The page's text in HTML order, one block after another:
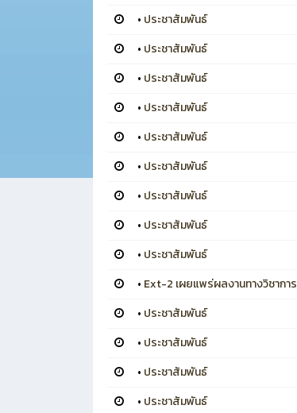
• ประชาสัมพันธ์
• ประชาสัมพันธ์
• ประชาสัมพันธ์
• ประชาสัมพันธ์
• ประชาสัมพันธ์
• ประชาสัมพันธ์
• ประชาสัมพันธ์
• ประชาสัมพันธ์
• ประชาสัมพันธ์
• Ext-2 เผยแพร่ผลงานทางวิชาการ
• ประชาสัมพันธ์
• ประชาสัมพันธ์
• ประชาสัมพันธ์
• ประชาสัมพันธ์